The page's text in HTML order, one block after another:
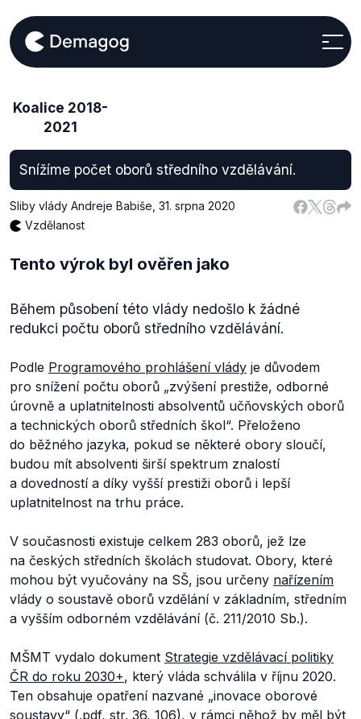
Koalice 2018-
2021
Snížíme počet oborů středního vzdělávání.
Sliby vlády Andreje Babiše 31. srpna 2020
Vzdělanost
Tento výrok byl ověřen jako
Během působení této vlády nedošlo k žádné
redukci počtu oborů středního vzdělávání.
Podle Programového prohlášení vlády je důvodem
pro snížení počtu oborů „zvýšení prestiže, odborné
úrovně a uplatnitelnosti absolventů učňovských oborů
a technických oborů středních škol“. Přeloženo
do běžného jazyka, pokud se některé obory sloučí,
budou mít absolventi širší spektrum znalostí
a dovedností a díky vyšší prestiži oborů i lepší
uplatnitelnost na trhu práce.
V současnosti existuje celkem 283 oborů, jež lze
na českých středních školách studovat. Obory, které
mohou být vyučovány na SŠ, jsou určeny nařízením
vlády o soustavě oborů vzdělání v základním, středním
a vyšším odborném vzdělávání (č. 211/2010 Sb.).
MŠMT vydalo dokument Strategie vzdělávací politiky
ČR do roku 2030+, který vláda schválila v říjnu 2020.
Ten obsahuje opatření nazvané „inovace oborové
soustavy“ (.pdf, str. 36, 106), v rámci něhož by měl být